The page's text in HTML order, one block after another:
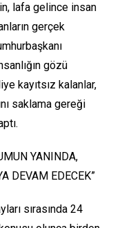
lafa gelince insan
gerçek
gözü
kayıtsız kalanlar,
saklama gereği
YANINDA,
DEVAM EDECEK”
sırasında 24